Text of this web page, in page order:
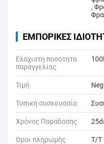
,
ΕΜΠΟΡΙΚΈΣ
Ελάχιστη ποσότητα
παραγγελίας
Τιμή
Τυπική συσκευασία
Χρόνος Παράδοσης
Όροι πληρωμής T/T